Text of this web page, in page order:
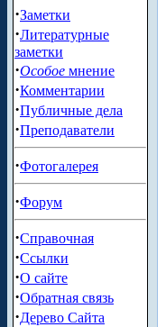
·Заметки
·Литературные
заметки
·Особое мнение
·Комментарии
·Публичные дела
·Преподаватели
·Фотогалерея
·Форум
·Справочная
·Ссылки
·О сайте
·Обратная связь
·Дерево Сайта